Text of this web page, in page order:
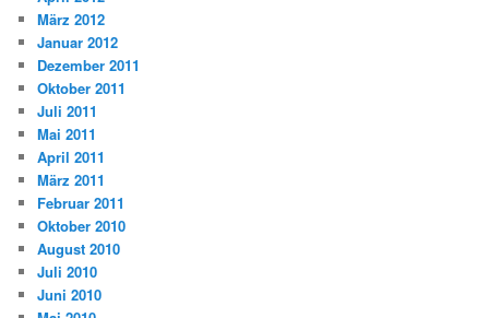
März 2012
Januar 2012
Dezember 2011
Oktober 2011
Juli 2011
Mai 2011
April 2011
März 2011
Februar 2011
Oktober 2010
August 2010
Juli 2010
Juni 2010